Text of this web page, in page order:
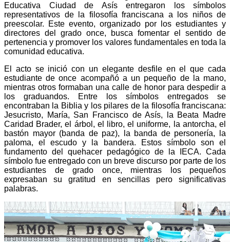
Educativa Ciudad de Asís entregaron los símbolos
representativos de la filosofía franciscana a los niños de
preescolar. Este evento, organizado por los estudiantes y
directores del grado once, busca fomentar el sentido de
pertenencia y promover los valores fundamentales en toda la
comunidad educativa.
El acto se inició con un elegante desfile en el que cada
estudiante de once acompañó a un pequeño de la mano,
mientras otros formaban una calle de honor para despedir a
los graduandos. Entre los símbolos entregados se
encontraban la Biblia y los pilares de la filosofía franciscana:
Jesucristo, María, San Francisco de Asís, la Beata Madre
Caridad Brader, el árbol, el libro, el uniforme, la antorcha, el
bastón mayor (banda de paz), la banda de personería, la
paloma, el escudo y la bandera. Estos símbolo son el
fundamento del quehacer pedagógico de la IECA. Cada
símbolo fue entregado con un breve discurso por parte de los
estudiantes de grado once, mientras los pequeños
expresaban su gratitud en sencillas pero significativas
palabras.